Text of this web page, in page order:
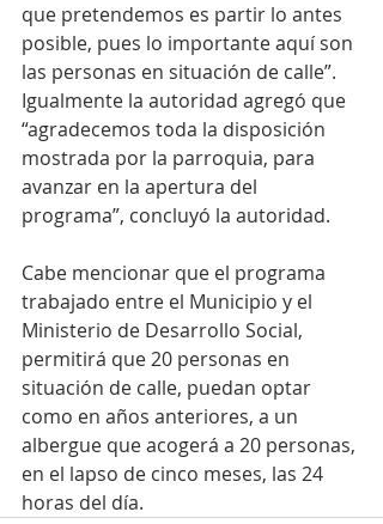
que pretendemos es partir lo antes
posible, pues lo importante aquí son
las personas en situación de calle”.
Igualmente la autoridad agregó que
“agradecemos toda la disposición
mostrada por la parroquia, para
avanzar en la apertura del
programa”, concluyó la autoridad.
Cabe mencionar que el programa
trabajado entre el Municipio y el
Ministerio de Desarrollo Social,
permitirá que 20 personas en
situación de calle, puedan optar
como en años anteriores, a un
albergue que acogerá a 20 personas,
en el lapso de cinco meses, las 24
horas del día.